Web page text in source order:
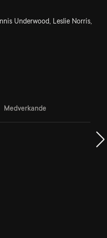
Underwood, Leslie Norris,
Medverkande